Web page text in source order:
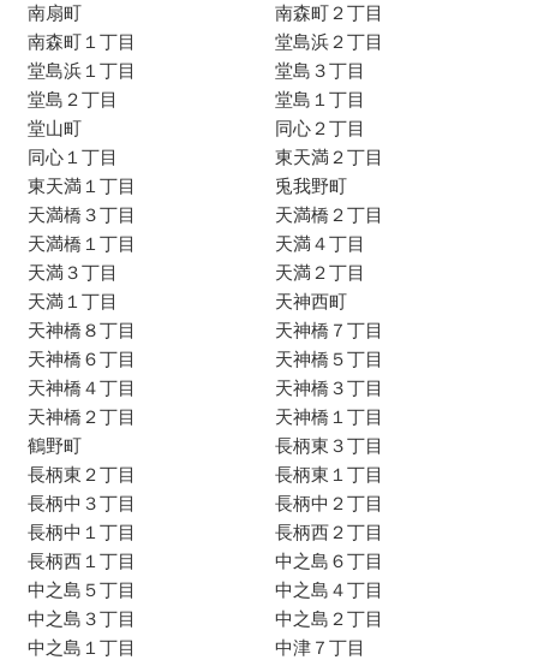
南扇町
南森町２丁目
南森町１丁目
堂島浜２丁目
堂島浜１丁目
堂島３丁目
堂島２丁目
堂島１丁目
堂山町
同心２丁目
同心１丁目
東天満２丁目
東天満１丁目
兎我野町
天満橋３丁目
天満橋２丁目
天満橋１丁目
天満４丁目
天満３丁目
天満２丁目
天満１丁目
天神西町
天神橋８丁目
天神橋７丁目
天神橋６丁目
天神橋５丁目
天神橋４丁目
天神橋３丁目
天神橋２丁目
天神橋１丁目
鶴野町
長柄東３丁目
長柄東２丁目
長柄東１丁目
長柄中３丁目
長柄中２丁目
長柄中１丁目
長柄西２丁目
長柄西１丁目
中之島６丁目
中之島５丁目
中之島４丁目
中之島３丁目
中之島２丁目
中之島１丁目
中津７丁目